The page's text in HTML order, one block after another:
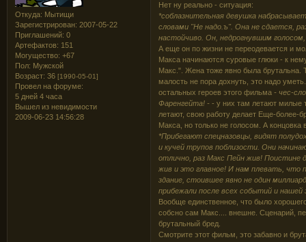
Откуда: Мытищи
Зарегистрирован: 2007-05-22
Приглашений: 0
Артефактов: 151
Могущество: +67
Пол: Мужской
Возраст: 36 [1990-05-01]
Провел на форуме:
5 дней 4 часа
Вышел из невидимости
2009-06-23 14:56:28
Нет ну реально - ситуация:
*соблазнительная девушка
словами "Не надо.ъ". Она не сдается,
настойчиво. Он, недрогнувшим
А еще он по жизни не переодевается и
Макса начинаются суровые глюки - к
Макс.". Жена тоже явно была брутальна.
малость не пора дохнуть, это надо
остальных героев этого фильма- чес-
Фаренгейта! - - у них там летают милые
летают, свою работу делает Еще-более-
Макса, но только не голосом. А
*Прибегают спецназовцы, видят
и кучей трупов поблизости. Они
отлично, раз Макс Пейн жив! Поистине
жив и это главное! И нам плевать, что
здание, стоившее явно не один
прибежали после всех событий и
Вообще единственное, что было
собсно сам Макс.... внешне. Сценарий,
брутальный бред.
Смотрите этот фильм, это забавно и